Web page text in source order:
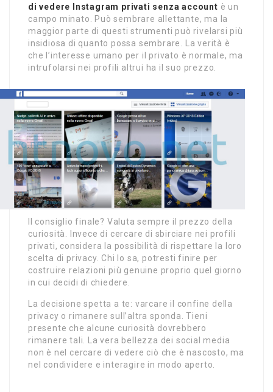
di vedere Instagram privati senza account è un
campo minato. Può sembrare allettante, ma la
maggior parte di questi strumenti può rivelarsi più
insidiosa di quanto possa sembrare. La verità è
che l’interesse umano per il privato è normale, ma
intrufolarsi nei profili altrui ha il suo prezzo.
Il consiglio finale? Valuta sempre il prezzo della
curiosità. Invece di cercare di sbirciare nei profili
privati, considera la possibilità di rispettare la loro
scelta di privacy. Chi lo sa, potresti finire per
costruire relazioni più genuine proprio quel giorno
in cui decidi di chiedere.
La decisione spetta a te: varcare il confine della
privacy o rimanere sull’altra sponda. Tieni
presente che alcune curiosità dovrebbero
rimanere tali. La vera bellezza dei social media
non è nel cercare di vedere ciò che è nascosto, ma
nel condividere e interagire in modo aperto.